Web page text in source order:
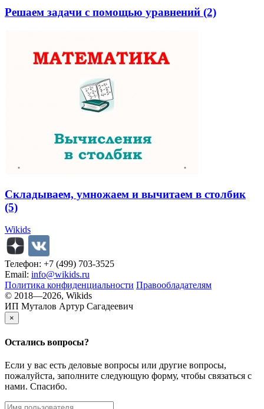
Решаем задачи с помощью уравнений (2)
Складываем, умножаем и вычитаем в столбик
(5)
Wikids
Телефон: +7 (499) 703-3525
Email: info@wikids.ru
Политика конфиденциальности Правообладателям
© 2018—2026, Wikids
ИП Муталов Артур Сагадеевич
×
Остались вопросы?
Если у вас есть деловые вопросы или другие вопросы,
пожалуйста, заполните следующую форму, чтобы связаться с
нами. Спасибо.